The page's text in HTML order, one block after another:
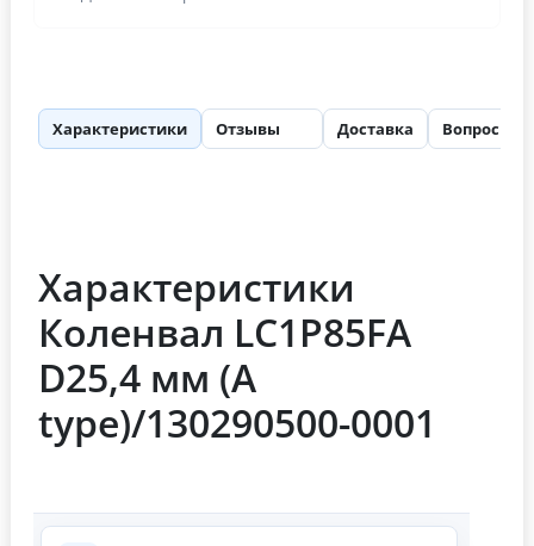
Характеристики Отзывы Доставка Вопросы
Характеристики
Коленвал LC1P85FA
D25,4 мм (A
type)/130290500-0001